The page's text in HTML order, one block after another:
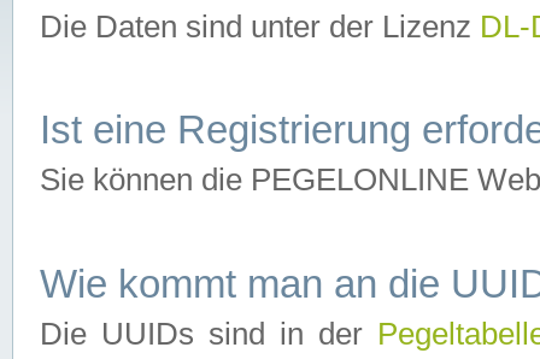
Die Daten sind unter der Lizenz
Ist eine Registrierung
Sie können die PEGELONLINE
Wie kommt man an die
Die UUIDs sind in der